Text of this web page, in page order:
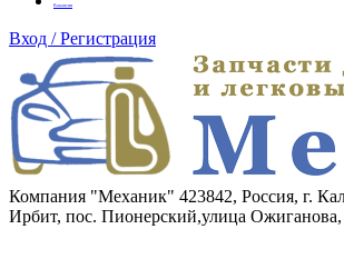
Вакансии
Вход / Регистрация
Компания "Механик" 423842, Россия, г.
Ирбит, пос. Пионерский,улица Ожиганова,